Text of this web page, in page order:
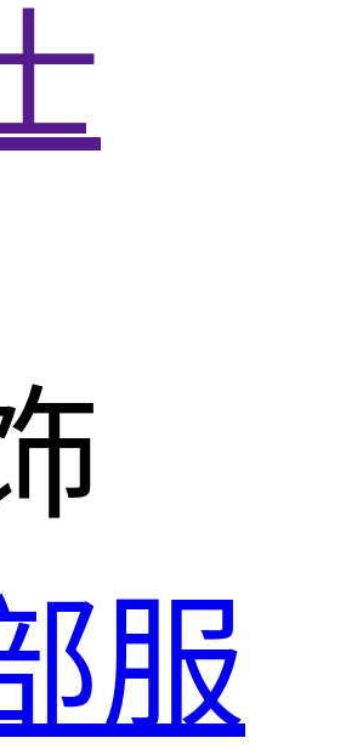
服